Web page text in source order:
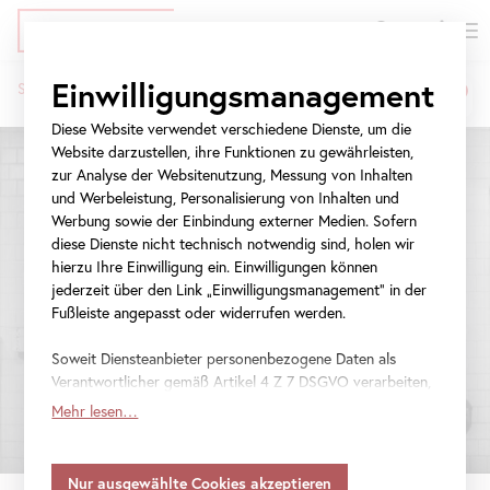
zum
Inhalt
Meta-
Navigation
springen
Navigation
springen
Pfadnavigation
Startseite Ausstellungen [Trans] Asia Portraits
Einwilligungsmanagement
Diese Website verwendet verschiedene Dienste, um die
Website darzustellen, ihre Funktionen zu gewährleisten,
zur Analyse der Websitenutzung, Messung von Inhalten
und Werbeleistung, Personalisierung von Inhalten und
Werbung sowie der Einbindung externer Medien. Sofern
diese Dienste nicht technisch notwendig sind, holen wir
hierzu Ihre Einwilligung ein. Einwilligungen können
jederzeit über den Link „Einwilligungsmanagement“ in der
Fußleiste angepasst oder widerrufen werden.
Soweit Diensteanbieter personenbezogene Daten als
Verantwortlicher gemäß Artikel 4 Z 7 DSGVO verarbeiten,
gilt Ihre Einwilligung auch für die Weitergabe an den
Daten in Staaten ohne Vorliegen eines
Mehr lesen…